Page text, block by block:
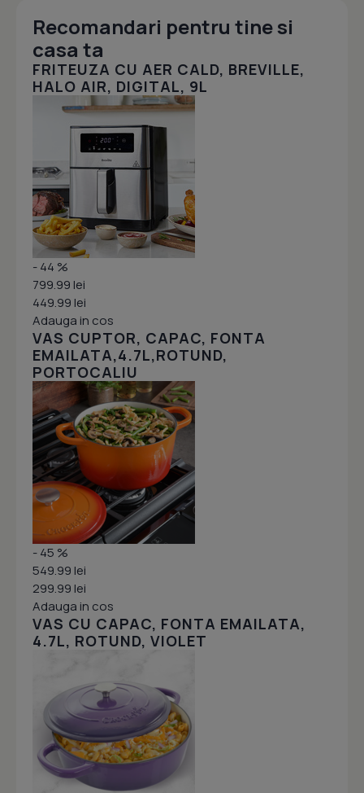
Recomandari pentru tine si
casa ta
FRITEUZA CU AER CALD, BREVILLE,
HALO AIR, DIGITAL, 9L
- 44 %
799.99 lei
449.99 lei
Adauga in cos
VAS CUPTOR, CAPAC, FONTA
EMAILATA,4.7L,ROTUND,
PORTOCALIU
- 45 %
549.99 lei
299.99 lei
Adauga in cos
VAS CU CAPAC, FONTA EMAILATA,
4.7L, ROTUND, VIOLET